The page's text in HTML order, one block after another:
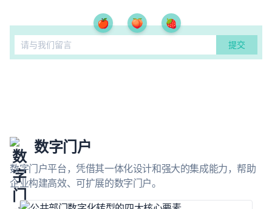
🍎 🍑 🍓
数字门户
数字门户平台，凭借其一体化设计和强大的集成能力，帮助
企业构建高效、可扩展的数字门户。